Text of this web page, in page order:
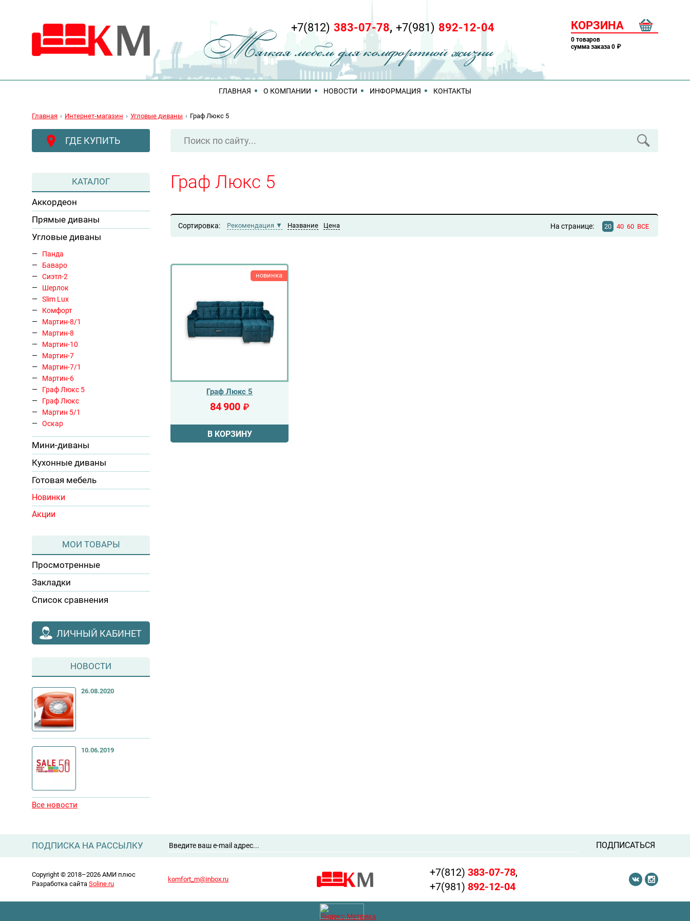
+7(812) 383-07-78, +7(981) 892-12-04 КОРЗИНА
0 товаров
cумма заказа 0 ₽
ГЛАВНАЯ О КОМПАНИИ НОВОСТИ ИНФОРМАЦИЯ КОНТАКТЫ
Главная Интернет-магазин Угловые диваны Граф Люкс 5
ГДЕ КУПИТЬ
КАТАЛОГ
Аккордеон
Прямые диваны
Угловые диваны
Панда
Баваро
Сиэтл-2
Шерлок
Slim Lux
Комфорт
Мартин-8/1
Мартин-8
Мартин-10
Мартин-7
Мартин-7/1
Мартин-6
Граф Люкс 5
Граф Люкс
Мартин 5/1
Оскар
Мини-диваны
Кухонные диваны
Готовая мебель
Новинки
Акции
МОИ ТОВАРЫ
Просмотренные
Закладки
Список сравнения
ЛИЧНЫЙ КАБИНЕТ
НОВОСТИ
26.08.2020
10.06.2019
Все новости
Граф Люкс 5
Сортировка: Рекомендация Название Цена На странице: 20 40 60 ВСЕ
новинка
Граф Люкс 5
84 900 ₽
В КОРЗИНУ
ПОДПИСКА НА РАССЫЛКУ ПОДПИСАТЬСЯ
Copyright © 2018–2026 АМИ плюс
Разработка сайта Soline.ru
komfort_m@inbox.ru
+7(812) 383-07-78,
+7(981) 892-12-04